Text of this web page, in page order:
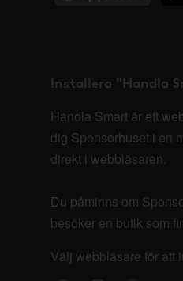
Installera "Handla
Handla Smart är ett
dig Sponsorhuset i en
direkt i webbläsaren.
Du påminns om
besöker en butik som
Välj webbläsare för att